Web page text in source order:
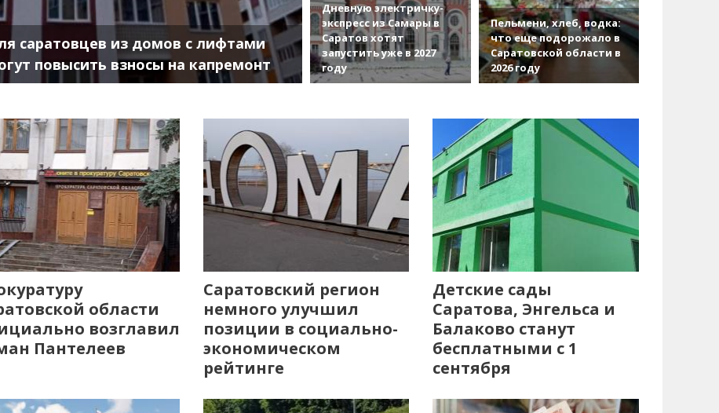
саратовцев из домов с лифтами
повысить взносы на капремонт
Дневную электричку-
экспресс из Самары в
Саратов хотят
запустить уже в 2027
году
Пельмени, хлеб, водка:
что еще подорожало в
Саратовской области в
2026 году
области
возглавил
Пантелеев
Саратовский регион
немного улучшил
позиции в социально-
экономическом
рейтинге
Детские сады
Саратова, Энгельса и
Балаково станут
бесплатными с 1
сентября